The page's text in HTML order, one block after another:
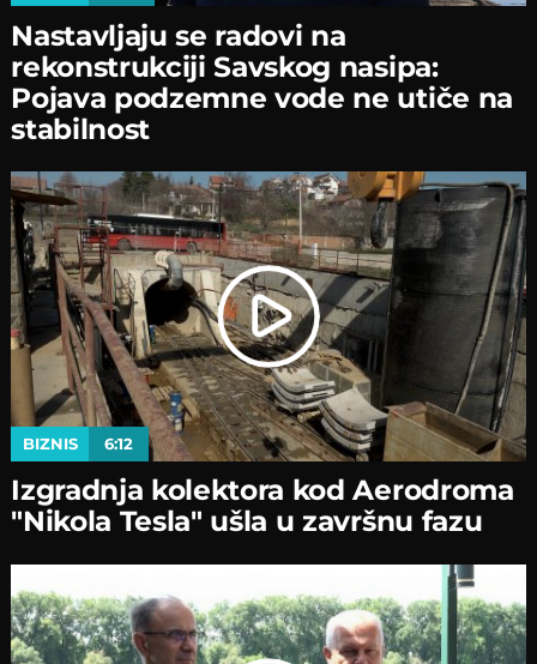
Nastavljaјu se radovi na
rekonstrukciјi Savskog nasipa:
Poјava podzemne vode ne utiče na
stabilnost
BIZNIS 6:12
Izgradnja kolektora kod Aerodroma
"Nikola Tesla" ušla u završnu fazu